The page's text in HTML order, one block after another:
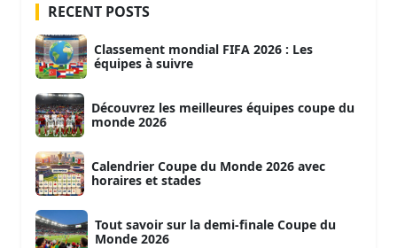
RECENT POSTS
Classement mondial FIFA 2026 : Les
équipes à suivre
Découvrez les meilleures équipes coupe du
monde 2026
Calendrier Coupe du Monde 2026 avec
horaires et stades
Tout savoir sur la demi-finale Coupe du
Monde 2026